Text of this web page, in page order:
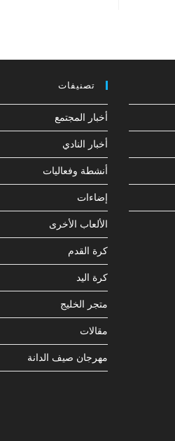
تصنيفات
أخبار المجتمع
أخبار النادي
أنشطة وفعاليات
إضاءات
الألعاب الأخرى
كرة القدم
كرة اليد
متجر الخليج
مقالات
مهرجان صيف الدانة